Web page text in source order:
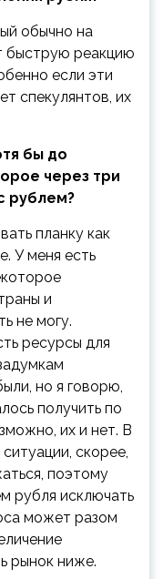
обычно на
быструю реакцию
если эти
спекулянтов, их
бы до
через три
рублем?
планку как
У меня есть
и
не могу.
ресурсы для
но я говорю,
получить по
их и нет. В
скорее,
поэтому
рубля исключать
может разом
рынок ниже.